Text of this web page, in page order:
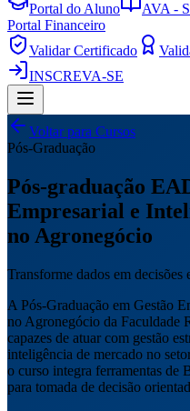
Portal do Aluno
AVA -
Portal Financeiro
Validar Certificado
INSCREVA-SE
Voltar para Cursos
Pós-Graduação
Pós-graduação
Empresarial e
no Agronegócio
Transforme dados em decisões
A Pós-Graduação em Gestão
no Agronegócio da Faculdade
capazes de atuar com gestão
inteligência de mercado no
o curso integra ferramentas de
para tomada de decisão